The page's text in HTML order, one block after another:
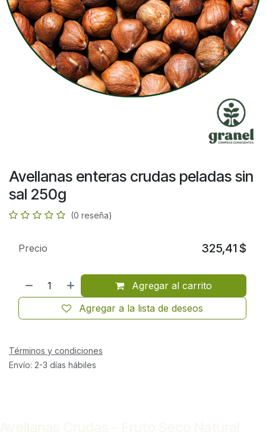
Avellanas enteras crudas peladas sin
sal 250g
(0 reseña)
Agregar al carrito
Agregar a la lista de deseos
Precio 325,41$
Términos y condiciones
Envío: 2-3 días hábiles